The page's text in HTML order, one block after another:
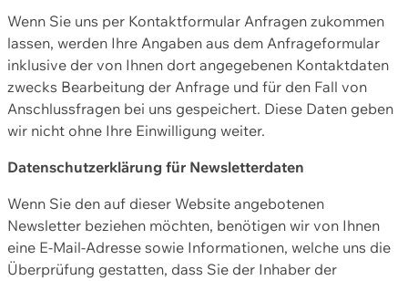
Wenn Sie uns per Kontaktformular Anfragen zukommen
lassen, werden Ihre Angaben aus dem Anfrageformular
inklusive der von Ihnen dort angegebenen Kontaktdaten
zwecks Bearbeitung der Anfrage und für den Fall von
Anschlussfragen bei uns gespeichert. Diese Daten geben
wir nicht ohne Ihre Einwilligung weiter.
Datenschutzerklärung für Newsletterdaten
Wenn Sie den auf dieser Website angebotenen
Newsletter beziehen möchten, benötigen wir von Ihnen
eine E-Mail-Adresse sowie Informationen, welche uns die
Überprüfung gestatten, dass Sie der Inhaber der